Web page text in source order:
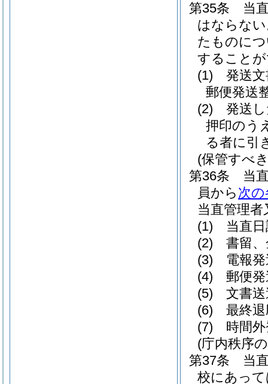
第35条
当
はならな
たものに
すること
(1)
発送
郵便発送
(2)
発送
押印のう
る者に引
(保管すべ
第36条
当
員から 次
当直管理
(1)
当直
(2)
書留
(3)
電報
(4)
郵便
(5)
文書
(6)
最終
(7)
時間
(庁内秩序
第37条
当
校にあっ